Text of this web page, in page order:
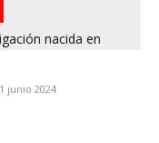
nacida en
junio 2024